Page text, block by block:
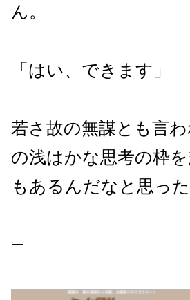
ん。
「はい、できます」
若さ故の無謀とも言
の浅はかな思考の枠
もあるんだなと思った
—